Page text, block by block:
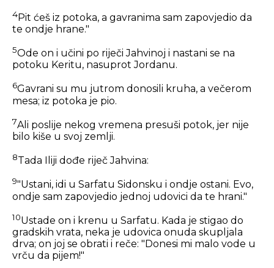
4Pit ćeš iz potoka, a gavranima sam zapovjedio da
te ondje hrane."
5Ode on i učini po riječi Jahvinoj i nastani se na
potoku Keritu, nasuprot Jordanu.
6Gavrani su mu jutrom donosili kruha, a večerom
mesa; iz potoka je pio.
7Ali poslije nekog vremena presuši potok, jer nije
bilo kiše u svoj zemlji.
8Tada Iliji dođe riječ Jahvina:
9"Ustani, idi u Sarfatu Sidonsku i ondje ostani. Evo,
ondje sam zapovjedio jednoj udovici da te hrani."
10Ustade on i krenu u Sarfatu. Kada je stigao do
gradskih vrata, neka je udovica onuda skupljala
drva; on joj se obrati i reče: "Donesi mi malo vode u
vrču da pijem!"